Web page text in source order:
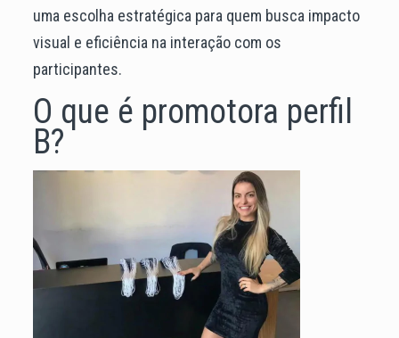
uma escolha estratégica para quem busca impacto
visual e eficiência na interação com os
participantes.
O que é promotora perfil
B?